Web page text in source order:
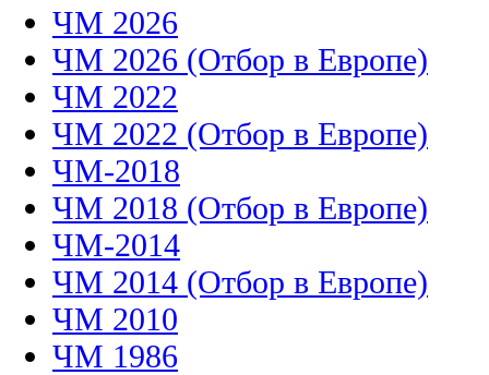
ЧМ 2026
ЧМ 2026 (Отбор в Европе)
ЧМ 2022
ЧМ 2022 (Отбор в Европе)
ЧМ-2018
ЧМ 2018 (Отбор в Европе)
ЧМ-2014
ЧМ 2014 (Отбор в Европе)
ЧМ 2010
ЧМ 1986